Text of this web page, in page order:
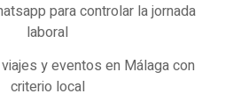
para controlar la jornada
laboral
y eventos en Málaga con
criterio local